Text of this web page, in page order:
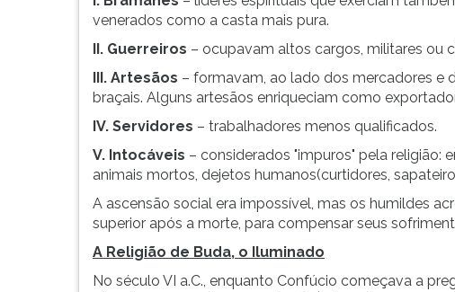
venerados como a casta mais pura.
II. Guerreiros – ocupavam altos cargos, militares ou
III. Artesãos – formavam, ao lado dos mercadores e
braçais. Alguns artesãos enriqueciam como
IV. Servidores – trabalhadores menos qualificados.
V. Intocáveis – considerados "impuros" pela religião:
animais mortos, dejetos humanos(curtidores,
A ascensão social era impossível, mas os humildes
superior após a morte, para compensar seus
A Religião de Buda, o Iluminado
No século VI a.C., enquanto Confúcio começava a